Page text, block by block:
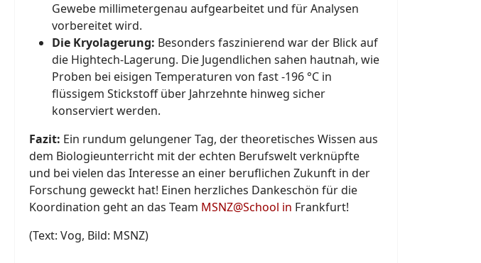
Gewebe millimetergenau aufgearbeitet und für Analysen
vorbereitet wird.
Die Kryolagerung: Besonders faszinierend war der Blick auf
die Hightech-Lagerung. Die Jugendlichen sahen hautnah, wie
Proben bei eisigen Temperaturen von fast -196 °C in
flüssigem Stickstoff über Jahrzehnte hinweg sicher
konserviert werden.
Fazit: Ein rundum gelungener Tag, der theoretisches Wissen aus
dem Biologieunterricht mit der echten Berufswelt verknüpfte
und bei vielen das Interesse an einer beruflichen Zukunft in der
Forschung geweckt hat! Einen herzliches Dankeschön für die
Koordination geht an das Team MSNZ@School in Frankfurt!
(Text: Vog, Bild: MSNZ)